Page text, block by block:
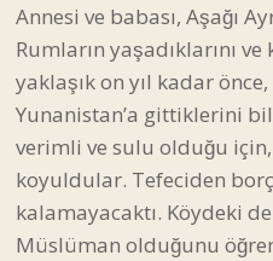
Annesi ve babası, Aşağı
Rumların yaşadıklarını
yaklaşık on yıl kadar
Yunanistan’a gittiklerini
verimli ve sulu olduğu
koyuldular. Tefeciden
kalamayacaktı. Köydeki
Müslüman olduğunu